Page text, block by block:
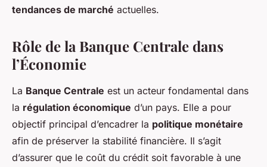
tendances de marché actuelles.
Rôle de la Banque Centrale dans
l’Économie
La Banque Centrale est un acteur fondamental dans
la régulation économique d’un pays. Elle a pour
objectif principal d’encadrer la politique monétaire
afin de préserver la stabilité financière. Il s’agit
d’assurer que le coût du crédit soit favorable à une